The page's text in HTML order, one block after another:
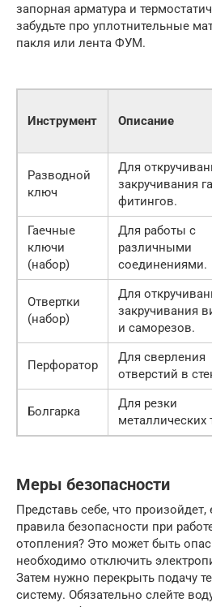
запорная арматура и
забудьте про уплотнительные
пакля или лента ФУМ.
Инструмент Описание
Разводной
ключ
Для
закручивания
фитингов.
Гаечные
ключи
(набор)
Для работы с
различными
соединениями.
Отвертки
(набор)
Для
закручивания
и саморезов.
Перфоратор
Для сверления
отверстий в
Болгарка
Для резки
металлических
Меры безопасности
Представь себе, что
правила безопасности при
отопления? Это может быть
необходимо отключить
Затем нужно перекрыть подачу
систему. Обязательно слейте